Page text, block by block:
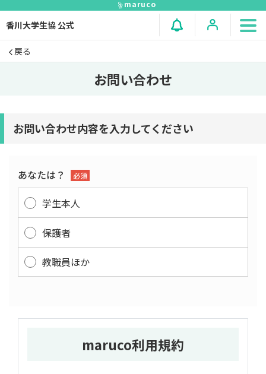
maruco
香川大学生協 公式
戻る
お問い合わせ
お問い合わせ内容を⼊⼒してください
あなたは？ 必須
学生本人
保護者
教職員ほか
maruco利用規約